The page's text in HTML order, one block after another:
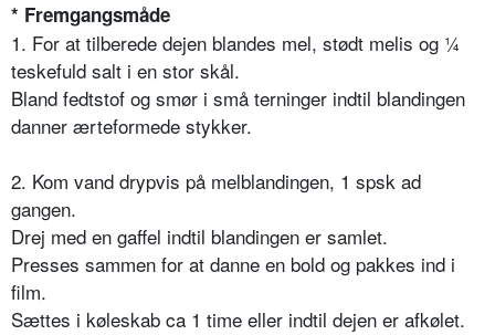
* Fremgangsmåde
1. For at tilberede dejen blandes mel, stødt melis og ¼
teskefuld salt i en stor skål.
Bland fedtstof og smør i små terninger indtil blandingen
danner ærteformede stykker.
2. Kom vand drypvis på melblandingen, 1 spsk ad
gangen.
Drej med en gaffel indtil blandingen er samlet.
Presses sammen for at danne en bold og pakkes ind i
film.
Sættes i køleskab ca 1 time eller indtil dejen er afkølet.